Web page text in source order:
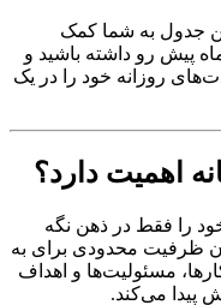
جدول به شما کمک
پیش رو داشته باشید و
روزانه خود را در یک
اهمیت دارد؟
را فقط در ذهن نگه
ظرفیت محدودی برای به
مسئولیت‌ها و اهداف
پیدا می‌کند.